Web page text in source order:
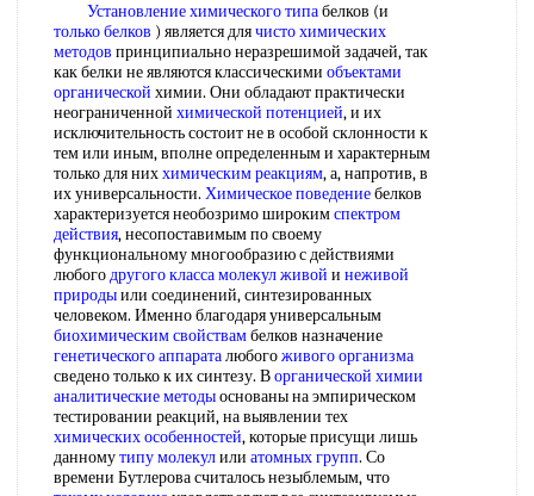
Установление химического типабелков (и
только белков ) является длячисто химических
методов принципиально неразрешимой задачей, так
как белки не являются классическими объектами
органической химии. Они обладают практически
неограниченной химической потенцией, и их
исключительность состоит не в особой склонности к
тем или иным, вполне определенным и характерным
только для ниххимическим реакциям, а, напротив, в
их универсальности. Химическое поведениебелков
характеризуется необозримо широкимспектром
действия, несопоставимым по своему
функциональному многообразию с действиями
любогодругого классамолекул живой и неживой
природыили соединений, синтезированных
человеком. Именно благодаря универсальным
биохимическим свойствамбелков назначение
генетического аппараталюбогоживого организма
сведено только к их синтезу. Ворганической химии
аналитические методыоснованы на эмпирическом
тестировании реакций, на выявлении тех
химических особенностей, которые присущи лишь
данномутипу молекулили атомных групп. Со
времени Бутлерова считалось незыблемым, что